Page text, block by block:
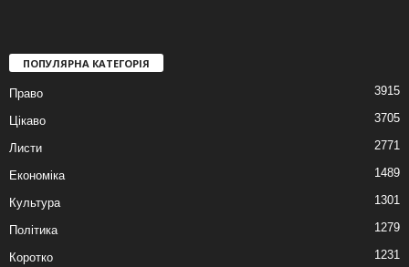
ПОПУЛЯРНА КАТЕГОРІЯ
Право 3915
Цікаво 3705
Листи 2771
Економіка 1489
Культура 1301
Політика 1279
Коротко 1231